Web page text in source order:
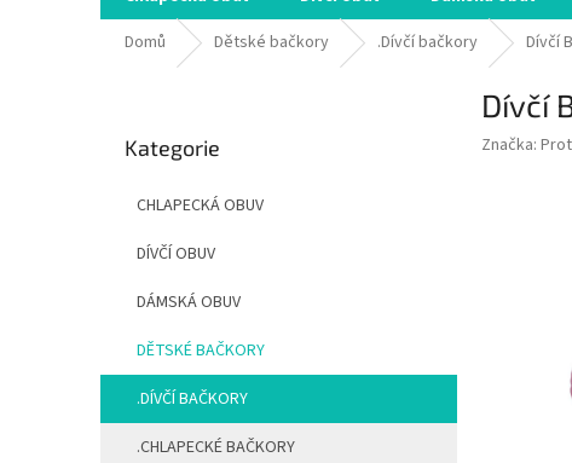
Domů
Dětské bačkory .Dívčí bačkory Dívčí
n
l
kategorie
Kategorie
CHLAPECKÁ OBUV
DÍVČÍ OBUV
DÁMSKÁ OBUV
DĚTSKÉ BAČKORY
.DÍVČÍ BAČKORY
.CHLAPECKÉ BAČKORY
Dívčí
Značka: